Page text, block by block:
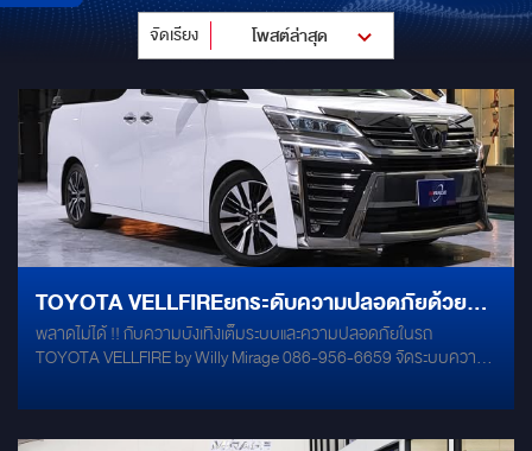
จัดเรียง โพสต์ล่าสุด
TOYOTA VELLFIREยกระดับความปลอดภัยด้วย
กล้อง360องศา
พลาดไม่ได้ !! กับความบังเทิงเต็มระบบและความปลอดภัยในรถ
TOYOTA VELLFIRE by Willy Mirage 086-956-6659 จัดระบบความ
เสริม BSD BLIND SPOT ตัวแก้ปัญหาจุดอับสายตา พร้อมงานแดมป์ทั้ง